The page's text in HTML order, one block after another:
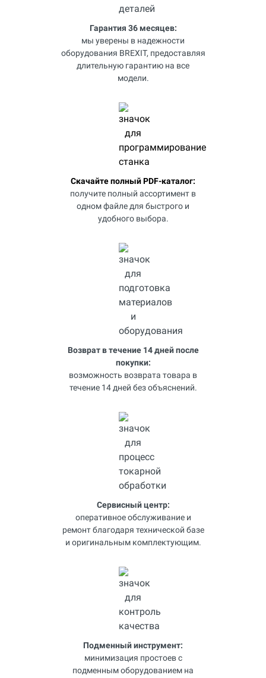
Гарантия 36 месяцев:
мы уверены в надежности
оборудования BREXIT, предоставляя
длительную гарантию на все
модели.
Скачайте полный PDF-каталог:
получите полный ассортимент в
одном файле для быстрого и
удобного выбора.
Возврат в течение 14 дней после
покупки:
возможность возврата товара в
течение 14 дней без объяснений.
Сервисный центр:
оперативное обслуживание и
ремонт благодаря технической базе
и оригинальным комплектующим.
Подменный инструмент:
минимизация простоев с
подменным оборудованием на